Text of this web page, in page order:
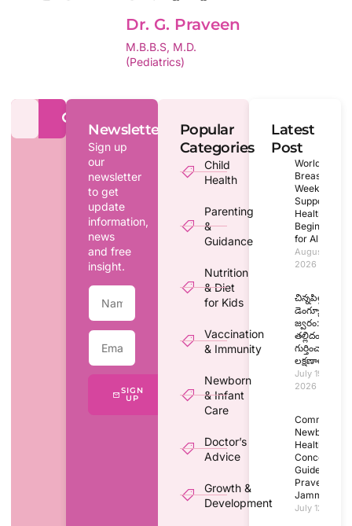
Dr. G. Praveen
M.B.B.S, M.D.
(Pediatrics)
Newsletter
Sign up
our
newsletter
to get
update
information,
news
and free
insight.
SIGN
UP
Popular
Categories
Child
Health
Parenting
&
Guidance
Nutrition
& Diet
for Kids
Vaccination
& Immunity
Newborn
& Infant
Care
Doctor’s
Advice
Growth &
Development
Latest
Post
World
Week 2026:
Supporting
Healthy
Beginnings
for All
August 1,
2026
చిన్నపిల్లల్లో
డెంగ్యూ
జ్వరం:
తల్లిదండ్రులు
గుర్తించాల్సిన
లక్షణాలు
July 19,
2026
Common
Newborn
Health
Concerns: A
Guide by Dr.
Praveen |
Jammikunta
July 12, 2026